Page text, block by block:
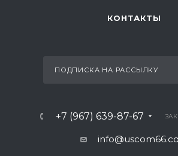
КОНТАКТЫ
ПОДПИСКА НА РАССЫЛКУ
+7 (967) 639-87-67